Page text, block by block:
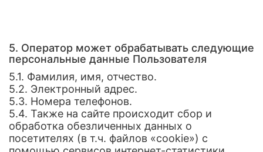
5. Оператор может обрабатывать следующие
персональные данные Пользователя
5.1. Фамилия, имя, отчество.
5.2. Электронный адрес.
5.3. Номера телефонов.
5.4. Также на сайте происходит сбор и
обработка обезличенных данных о
посетителях (в т.ч. файлов «cookie») с